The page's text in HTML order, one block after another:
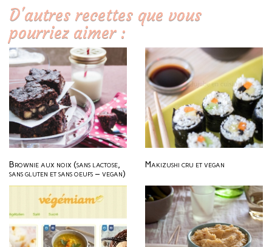
D'autres recettes que vous
pourriez aimer :
Brownie aux noix (sans lactose,
sans gluten et sans oeufs – vegan)
Makizushi cru et vegan